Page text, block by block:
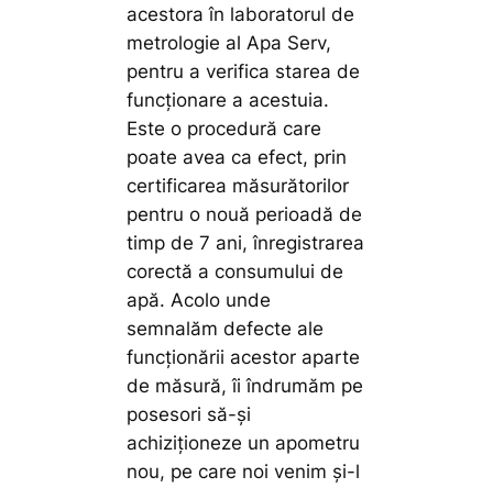
acestora în laboratorul de
metrologie al Apa Serv,
pentru a verifica starea de
funcționare a acestuia.
Este o procedură care
poate avea ca efect, prin
certificarea măsurătorilor
pentru o nouă perioadă de
timp de 7 ani, înregistrarea
corectă a consumului de
apă. Acolo unde
semnalăm defecte ale
funcționării acestor aparte
de măsură, îi îndrumăm pe
posesori să-și
achiziționeze un apometru
nou, pe care noi venim și-l